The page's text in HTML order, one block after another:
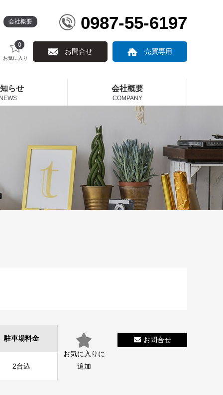
会社概要 0987-55-6197
0
お気に入り
お問合せ 売買専用
らせ 会社概要
COMPANY
駐車場料金
2台込
お気に入りに
追加
お問合せ